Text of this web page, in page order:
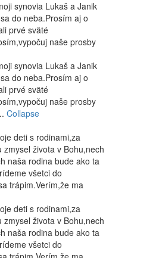
synovia Lukaš a Janik
do neba.Prosím aj o
prvé sväté
naše prosby
synovia Lukaš a Janik
do neba.Prosím aj o
prvé sväté
naše prosby
Collapse
deti s rodinami,za
života v Bohu,nech
naša rodina bude ako ta
všetci do
trápim.Verím,že ma
deti s rodinami,za
života v Bohu,nech
naša rodina bude ako ta
všetci do